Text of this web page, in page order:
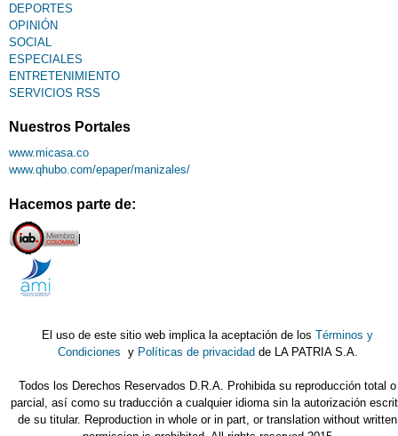
DEPORTES
OPINIÓN
SOCIAL
ESPECIALES
ENTRETENIMIENTO
SERVICIOS RSS
Nuestros Portales
www.micasa.co
www.qhubo.com/epaper/manizales/
Hacemos parte de:
El uso de este sitio web implica la aceptación de losTérminos y
Condiciones y Políticas de privacidad de LA PATRIA S.A.
Todos los Derechos Reservados D.R.A. Prohibida su reproducción total o
parcial, así como su traducción a cualquier idioma sin la autorización
de su titular. Reproduction in whole or in part, or translation without written